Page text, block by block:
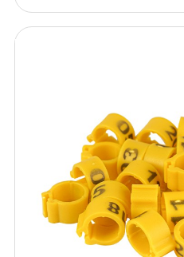
₺ 15,00.fiyat:
₺ 13,50.